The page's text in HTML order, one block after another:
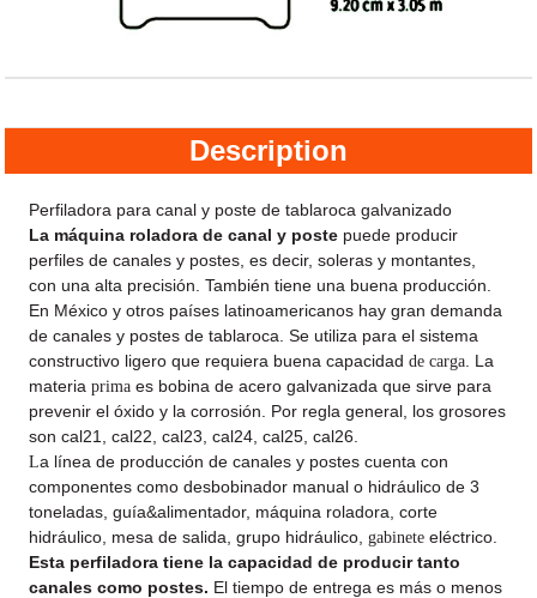
Description
Perfiladora para canal y poste de tablaroca galvanizado
La máquina roladora de canal y poste puede producir
perfiles de canales y postes, es decir, soleras y montantes,
con una alta precisión. También tiene una buena producción.
En México y otros países latinoamericanos hay gran demanda
de canales y postes de tablaroca. Se utiliza para el sistema
constructivo ligero que requiera buena capacidadde carga. La
materiaprima es bobina de acero galvanizada que sirve para
prevenir el óxido y la corrosión. Por regla general, los grosores
son cal21, cal22, cal23, cal24, cal25, cal26.
La línea de producción de canales y postes cuenta con
componentes como desbobinador manual o hidráulico de 3
toneladas, guía&alimentador, máquina roladora, corte
hidráulico, mesa de salida, grupo hidráulico,gabinete eléctrico.
Esta perfiladora tiene la capacidad de producir tanto
canales como postes. El tiempo de entrega es más o menos